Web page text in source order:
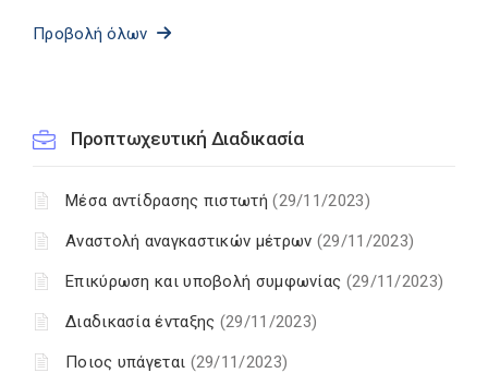
Προβολή όλων
Προπτωχευτική Διαδικασία
Μέσα αντίδρασης πιστωτή(29/11/2023)
Αναστολή αναγκαστικών μέτρων (29/11/2023)
Επικύρωση και υποβολή συμφωνίας (29/11/2023)
Διαδικασία ένταξης (29/11/2023)
Ποιος υπάγεται (29/11/2023)